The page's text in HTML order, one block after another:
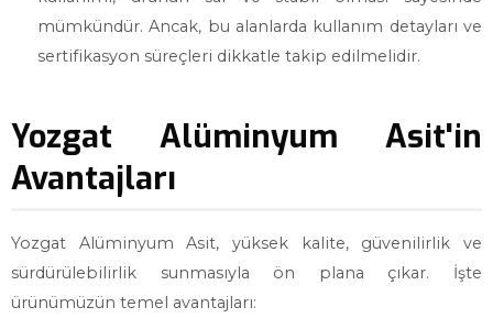
mümkündür. Ancak, bu alanlarda kullanım detayları ve
sertifikasyon süreçleri dikkatle takip edilmelidir.
Yozgat Alüminyum Asit'in
Avantajları
Yozgat Alüminyum Asit, yüksek kalite, güvenilirlik ve
sürdürülebilirlik sunmasıyla ön plana çıkar. İşte
ürünümüzün temel avantajları: